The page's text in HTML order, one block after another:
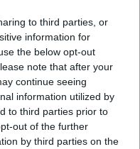
to third parties, or
information for
the below opt-out
note that after your
continue seeing
information utilized by
to third parties prior to
out of the further
by third parties on the